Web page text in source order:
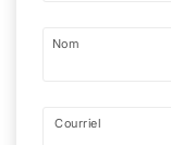
Nom
Courriel